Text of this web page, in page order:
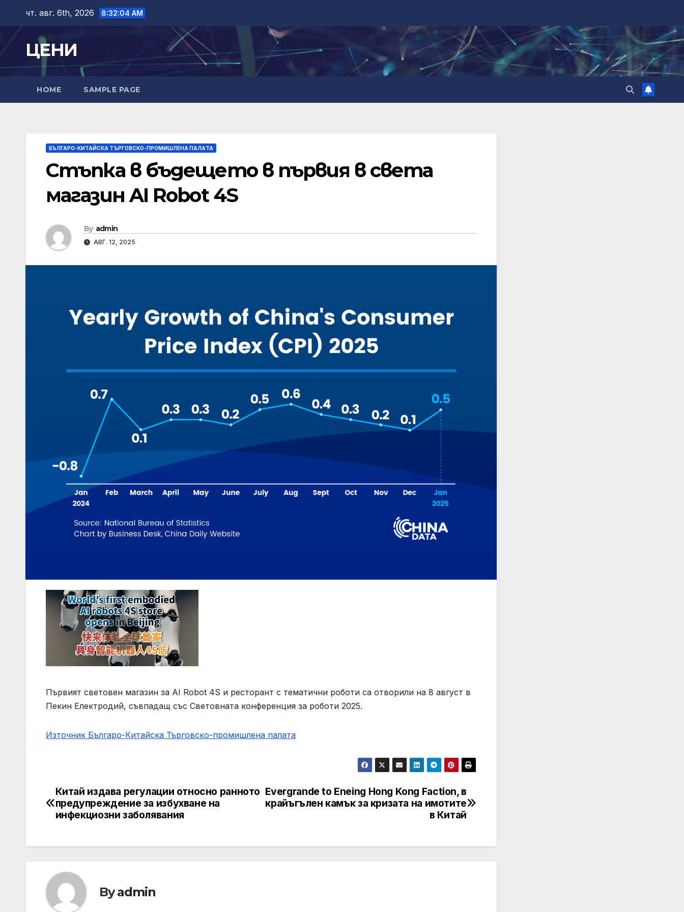
content
чт. авг. 6th, 2026 8:32:05 AM
ЦЕНИ
HOME SAMPLE PAGE
БЪЛГАРО-КИТАЙСКА ТЪРГОВСКО-ПРОМИШЛЕНА ПАЛAТА
Стъпка в бъдещето в първия в света
магазин AI Robot 4S
By admin
АВГ. 12, 2025
Първият световен магазин за AI Robot 4S и ресторант с тематични роботи са отворили на 8 август в
Пекин Електродий, съвпадащ със Световната конференция за роботи 2025.
Източник Българо-Китайска Търговско-промишлена палaта
Навигация
Evergrande to Eneing Hong Kong Faction, в
крайъгълен камък за кризата на имотите
в Китай
Китай издава регулации относно ранното
предупреждение за избухване на
инфекциозни заболявания
Byadmin